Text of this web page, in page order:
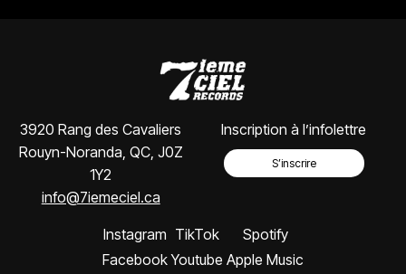
3920 Rang des Cavaliers
Rouyn-Noranda, QC, J0Z
1Y2
info@7iemeciel.ca
Inscription à l’infolettre
S’inscrire
Instagram
Facebook
TikTok
Youtube
Spotify
Apple Music